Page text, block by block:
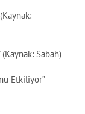
(Kaynak: Sabah)
Etkiliyor”